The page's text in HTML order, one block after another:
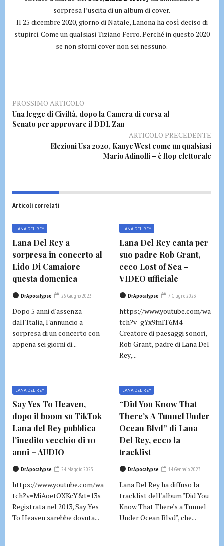
sorpresa l’uscita di un album di cover.
Il 25 dicembre 2020, giorno di Natale, Lanona ha così deciso di
stupirci. Come un qualsiasi Tiziano Ferro. Perché in questo 2020
se non sforni cover non sei nessuno.
PROSSIMO ARTICOLO
Una legge di Civiltà, dopo la Camera di corsa al
Senato per approvare il DDL Zan
ARTICOLO PRECEDENTE
Elezioni Usa 2020, Kanye West come un qualsiasi
Mario Adinolfi – è flop elettorale
Articoli correlati
LANA DEL REY
Lana Del Rey a
sorpresa in concerto al
Lido Di Camaiore
questa domenica
DrApocalypse 26 Giugno 2023
Dopo 5 anni d'assenza
dall'Italia, l'annuncio a
sorpresa di un concerto con
appena sei giorni di...
LANA DEL REY
Lana Del Rey canta per
suo padre Rob Grant,
ecco Lost of Sea –
VIDEO ufficiale
DrApocalypse 7 Giugno 2023
https://www.youtube.com/wa
tch?v=gYx9fnIT6M4
Creatore di paesaggi sonori,
Rob Grant, padre di Lana Del
Rey,...
LANA DEL REY
Say Yes To Heaven,
dopo il boom su TikTok
Lana del Rey pubblica
l’inedito vecchio di 10
anni – AUDIO
DrApocalypse 24 Maggio 2023
https://www.youtube.com/wa
tch?v=MiAoetOXKcY&t=13s
Registrata nel 2013, Say Yes
To Heaven sarebbe dovuta...
LANA DEL REY
“Did You Know That
There’s A Tunnel Under
Ocean Blvd” di Lana
Del Rey, ecco la
tracklist
DrApocalypse 14 Gennaio 2023
Lana Del Rey ha diffuso la
tracklist dell'album "Did You
Know That There's a Tunnel
Under Ocean Blvd", che...